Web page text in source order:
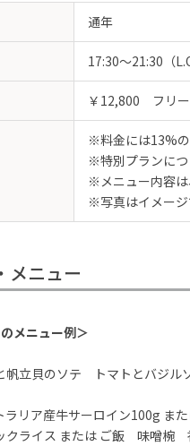
通年
17:30～21:30（
￥12,800 フリー
※料金には13%の
※特別プランにつ
※メニュー内容は
※写真はイメージ
メニュー
メニュー例＞
帆立貝のソテ トマトとバジル
ラリア産牛サーロイン100g ま
クライス または ご飯 味噌椀